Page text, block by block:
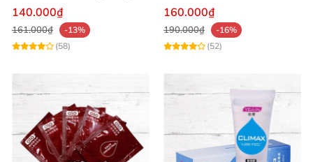
phấn, dễ chịu
140.000₫
161.000₫
-13%
(58)
chất lượng
160.000₫
190.000₫
-16%
(52)